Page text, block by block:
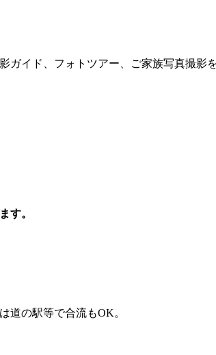
イド、フォトツアー、ご家族写真撮影
す。
道の駅等で合流もOK。